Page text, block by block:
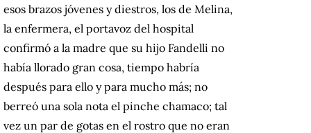
esos brazos jóvenes y diestros, los de Melina,
la enfermera, el portavoz del hospital
confirmó a la madre que su hijo Fandelli no
había llorado gran cosa, tiempo habría
después para ello y para mucho más; no
berreó una sola nota el pinche chamaco; tal
vez un par de gotas en el rostro que no eran